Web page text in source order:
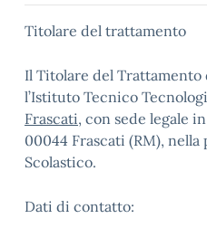
Titolare del trattamento
Il Titolare del Trattamento
l’Istituto Tecnico
Frascati, con sede legale
00044 Frascati (RM),
Scolastico.
Dati di contatto: